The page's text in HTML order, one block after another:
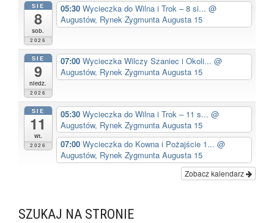
SIE
8
sob.
2026
05:30 Wycieczka do Wilna i Trok – 8 si... @
Augustów, Rynek Zygmunta Augusta 15
SIE
9
niedz.
2026
07:00 Wycieczka Wilczy Szaniec i Okoli... @
Augustów, Rynek Zygmunta Augusta 15
SIE
11
wt.
2026
05:30 Wycieczka do Wilna i Trok – 11 s... @
Augustów, Rynek Zygmunta Augusta 15
07:00 Wycieczka do Kowna i Pożajście 1... @
Augustów, Rynek Zygmunta Augusta 15
Zobacz kalendarz
SZUKAJ NA STRONIE